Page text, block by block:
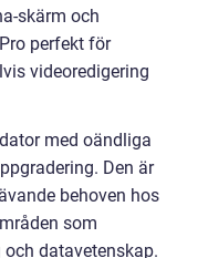
skärm och
perfekt för
videoredigering
med oändliga
Den är
behoven hos
som
datavetenskap.